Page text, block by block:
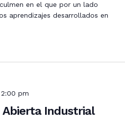
en el que por un lado
aprendizajes desarrollados en
2:00 pm
Abierta Industrial